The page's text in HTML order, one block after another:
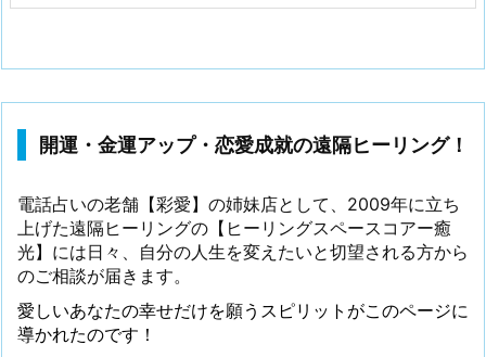
開運・金運アップ・恋愛成就の遠隔ヒーリング！
電話占いの老舗【彩愛】の姉妹店として、2009年に立ち
上げた遠隔ヒーリングの【ヒーリングスペースコアー癒
光】には日々、自分の人生を変えたいと切望される方から
のご相談が届きます。
愛しいあなたの幸せだけを願うスピリットがこのページに
導かれたのです！